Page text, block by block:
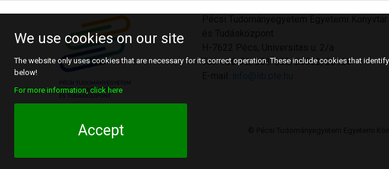
Tel.: +36-72/501-650/28082, 28128
We use cookies on our site
The website only uses cookies that are necessary for its correct operation. These include cookies that
below!
For more information, click here
Accept